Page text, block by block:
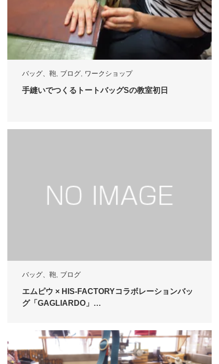
バッグ、鞄 ブログ ワークショップ
手縫いでつくるトートバッグSの教室初日
バッグ、鞄, ブログ
エムピウ × HIS-FACTORYコラボレーションバッ
グ「GAGLIARDO」…